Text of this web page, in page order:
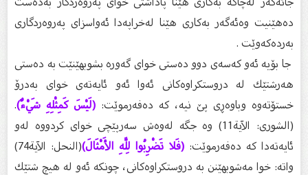
دەهێنیت وەئەگەر بەكارى هێنا لەخراپەدا ئەواسزاى پەروەردگارى
بەردەكەوێت .
جا بۆیە ئەو كەسەى دوو دەستى خواى گەورە بشوبهێنێت بە دەستى
هەرشتێك لە دروستكراوەكانى ئەوا ئەو ئایەتەى خواى بەدرۆ
خستۆتەوە وباوەڕى پێ نیە، كە دەفەرموێت:(لَيْسَ كَمِثْلِهِ شَيْءٌ).
(الشورى: الآية11) وە جگە لەوەش سەرپێچى خواى كردووە لەو
ئایەتەدا كە دەفەرموێت:(فَلا تَضْرِبُوا لِلَّهِ الأَمْثَالَ)
(النحل: الآية74)
واتە: خوا مەشوبهێنن بە دروستكراوەكانى، چونكە ئەو لە هیچ شتێك